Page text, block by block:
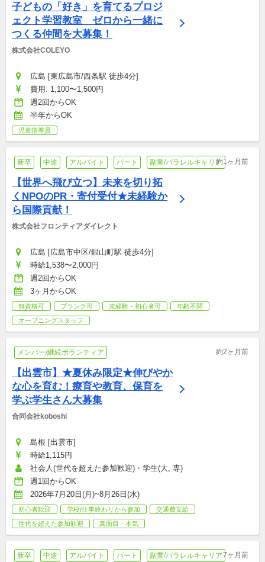
子どもの「好き」を育てるプロジ
ェクト学習教室　ゼロから一緒に
つくる仲間を大募集！
株式会社COLEYO
広島 [東広島市/西条駅 徒歩4分]
費用: 1,100〜1,500円
週2回からOK
半年からOK
児童指導員
新卒 中途 アルバイト パート 副業/パラレルキャリア約1ヶ月前
【世界へ飛び立つ】未来を切り拓
くNPOのPR・寄付受付★未経験か
ら国際貢献！
株式会社フロンティアダイレクト
広島 [広島市中区/銀山町駅 徒歩4分]
時給1,538〜2,000円
週2回からOK
3ヶ月からOK
無資格可 ブランク可 未経験・初心者可
年齢不問
オープニングスタッフ
メンバー/継続ボランティア 約2ヶ月前
【出雲市】★夏休み限定★伸びやか
な心を育む！療育や教育、保育を
学ぶ学生さん大募集
合同会社koboshi
島根 [出雲市]
時給1,115円
社会人(世代を超えた参加歓迎)・学生(大, 専)
週1回からOK
2026年7月20日(月)~8月26日(水)
初心者歓迎 学校/仕事終わりから参加
交通費支給
世代を超えた参加歓迎
真面目・本気
新卒 中途 アルバイト パート 副業/パラレルキャリア7ヶ月前